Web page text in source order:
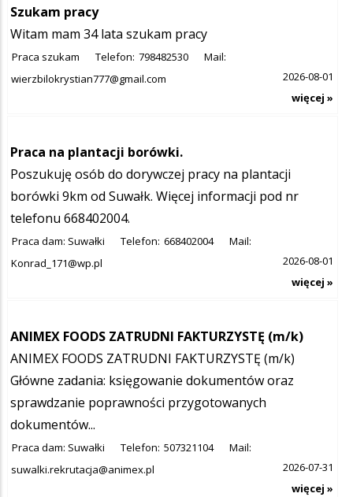
Szukam pracy
Witam mam 34 lata szukam pracy
Praca szukam Telefon: 798482530
Mail:
wierzbilokrystian777@gmail.com
2026-08-01
więcej »
Praca na plantacji borówki.
Poszukuję osób do dorywczej pracy na plantacji
borówki 9km od Suwałk. Więcej informacji pod nr
telefonu 668402004.
Praca dam: Suwałki Telefon: 668402004
Mail:
Konrad_171@wp.pl
2026-08-01
więcej »
ANIMEX FOODS ZATRUDNI FAKTURZYSTĘ (m/k)
ANIMEX FOODS ZATRUDNI FAKTURZYSTĘ (m/k)
Główne zadania: księgowanie dokumentów oraz
sprawdzanie poprawności przygotowanych
dokumentów...
Praca dam: Suwałki Telefon: 507321104
Mail:
suwalki.rekrutacja@animex.pl
2026-07-31
więcej »